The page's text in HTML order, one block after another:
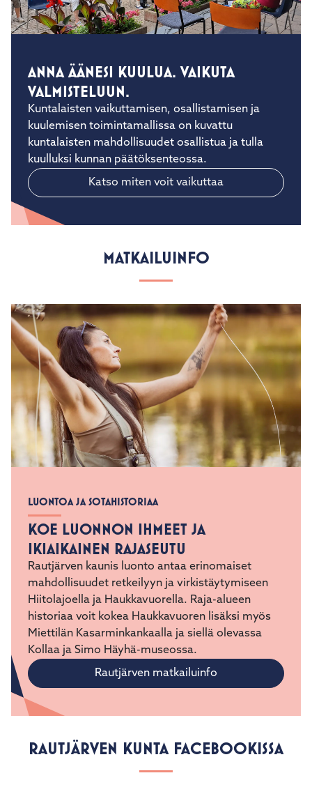
ANNA ÄÄNESI KUULUA. VAIKUTA
VALMISTELUUN.
Kuntalaisten vaikuttamisen, osallistamisen ja
kuulemisen toimintamallissa on kuvattu
kuntalaisten mahdollisuudet osallistua ja tulla
kuulluksi kunnan päätöksenteossa.
MATKAILUINFO
LUONTOA JA SOTAHISTORIAA
KOE LUONNON IHMEET JA
IKIAIKAINEN RAJASEUTU
Rautjärven kaunis luonto antaa erinomaiset
mahdollisuudet retkeilyyn ja virkistäytymiseen
Hiitolajoella ja Haukkavuorella. Raja-alueen
historiaa voit kokea Haukkavuoren lisäksi myös
Miettilän Kasarminkankaalla ja siellä olevassa
Kollaa ja Simo Häyhä-museossa.
RAUTJÄRVEN KUNTA FACEBOOKISSA